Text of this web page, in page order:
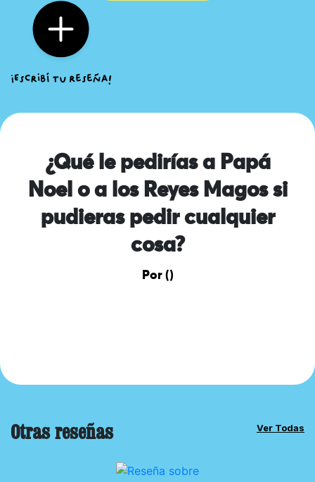
¿Qué le pedirías a Papá
Noel o a los Reyes Magos si
pudieras pedir cualquier
cosa?
Por ()
Otras reseñas Ver Todas